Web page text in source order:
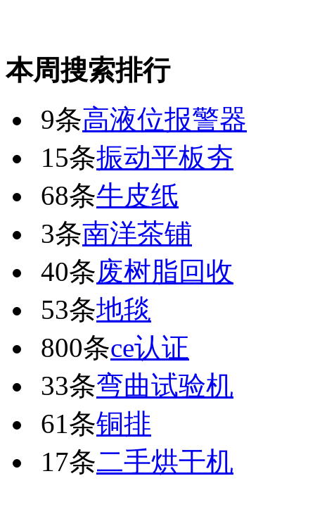
本周搜索排行
9条高液位报警器
15条振动平板夯
68条牛皮纸
3条南洋茶铺
40条废树脂回收
53条地毯
800条ce认证
33条弯曲试验机
61条铜排
17条二手烘干机